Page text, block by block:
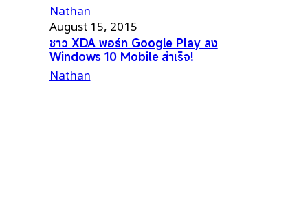
Nathan
August 15, 2015
ชาว XDA พอร์ท Google Play ลง
Windows 10 Mobile สำเร็จ!
Nathan